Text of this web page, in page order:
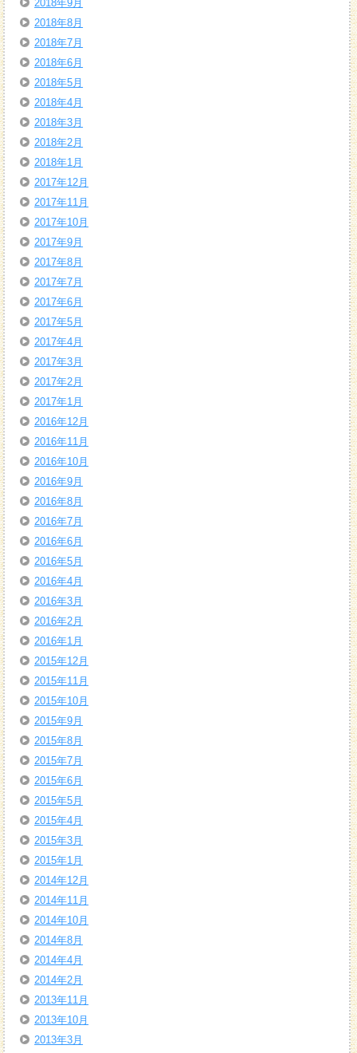
2018年9月
2018年8月
2018年7月
2018年6月
2018年5月
2018年4月
2018年3月
2018年2月
2018年1月
2017年12月
2017年11月
2017年10月
2017年9月
2017年8月
2017年7月
2017年6月
2017年5月
2017年4月
2017年3月
2017年2月
2017年1月
2016年12月
2016年11月
2016年10月
2016年9月
2016年8月
2016年7月
2016年6月
2016年5月
2016年4月
2016年3月
2016年2月
2016年1月
2015年12月
2015年11月
2015年10月
2015年9月
2015年8月
2015年7月
2015年6月
2015年5月
2015年4月
2015年3月
2015年1月
2014年12月
2014年11月
2014年10月
2014年8月
2014年4月
2014年2月
2013年11月
2013年10月
2013年3月